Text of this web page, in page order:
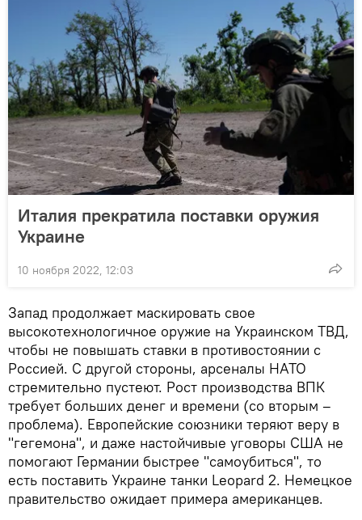
Италия прекратила поставки оружия
Украине
10 ноября 2022, 12:03
Запад продолжает маскировать свое
высокотехнологичное оружие на Украинском ТВД,
чтобы не повышать ставки в противостоянии с
Россией. С другой стороны, арсеналы НАТО
стремительно пустеют. Рост производства ВПК
требует больших денег и времени (со вторым –
проблема). Европейские союзники теряют веру в
"гегемона", и даже настойчивые уговоры США не
помогают Германии быстрее "самоубиться", то
есть поставить Украине танки Leopard 2. Немецкое
правительство ожидает примера американцев.